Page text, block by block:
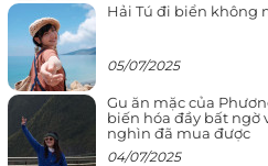
Hải Tú đi biển không
05/07/2025
Gu ăn mặc của
biến hóa đầy bất ngờ
nghìn đã mua được
04/07/2025